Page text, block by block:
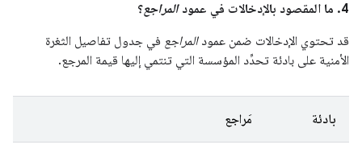
4. ما المقصود بالإدخالات في عمود المراجع؟
قد تحتوي الإدخالات ضمن عمودالمراجع في جدول تفاصيل الثغرة
الأمنية على بادئة تحدِّد المؤسسة التي تنتمي إليها قيمة المرجع.
بادئة مَراجع